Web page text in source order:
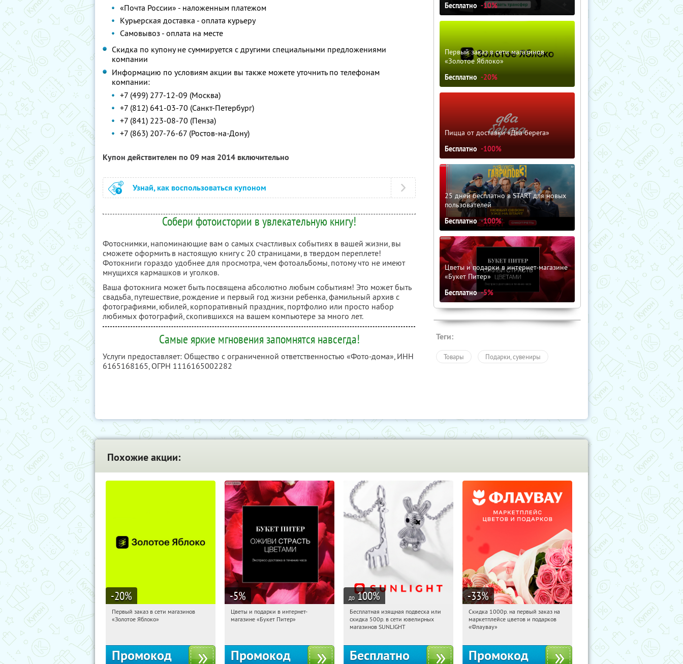
«Почта России» - наложенным платежом
Курьерская доставка - оплата курьеру
Самовывоз - оплата на месте
Скидка по купону не суммируется с другими специальными предложениями
компании
Информацию по условиям акции вы также можете уточнить по телефонам
компании:
+7 (499) 277-12-09 (Москва)
+7 (812) 641-03-70 (Санкт-Петербург)
+7 (841) 223-08-70 (Пенза)
+7 (863) 207-76-67 (Ростов-на-Дону)
Купон действителен по 09 мая 2014 включительно
Узнай, как воспользоваться купоном
Собери фотоистории в увлекательную книгу!
Фотоснимки, напоминающие вам о самых счастливых событиях в вашей жизни, вы
сможете оформить в настоящую книгу с 20 страницами, в твердом переплете!
Фотокниги гораздо удобнее для просмотра, чем фотоальбомы, потому что не имеют
мнущихся кармашков и уголков.
Ваша фотокнига может быть посвящена абсолютно любым событиям! Это может быть
свадьба, путешествие, рождение и первый год жизни ребенка, фамильный архив с
фотографиями, юбилей, корпоративный праздник, портфолио или просто набор
любимых фотографий, скопившихся на вашем компьютере за много лет.
Самые яркие мгновения запомнятся навсегда!
Услуги предоставляет: Общество с ограниченной ответственностью «Фото-дома», ИНН
6165168165, ОГРН 1116165002282
Бесплатно -10%
Первый заказ в сети магазинов
«Золотое Яблоко»
Бесплатно -20%
Пицца от доставки «Два берега»
Бесплатно -100%
25 дней бесплатно в START для новых
пользователей
Бесплатно -100%
Цветы и подарки в интернет-магазине
«Букет Питер»
Бесплатно -5%
Теги:
Товары Подарки, сувениры
Похожие акции:
-20%
06:46:41
Получи первым!
Первый заказ в сети магазинов
«Золотое Яблоко»
Промокод
-5%
06:46:41
Получи первым!
Цветы и подарки в интернет-
магазине «Букет Питер»
Промокод
до 100%
06:46:41 Получили:
Россия
Бесплатная изящная подвеска или
скидка 500р. в сети ювелирных
магазинов SUNLIGHT
Бесплатно
-33%
06:46:41 Получили:
Россия
Скидка 1000р. на первый заказ на
маркетплейсе цветов и подарков
«Флаувау»
Промокод